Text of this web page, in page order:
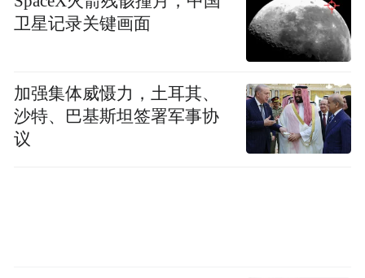
卫星记录关键画面
加强集体威慑力，土耳其、
沙特、巴基斯坦签署军事协
议